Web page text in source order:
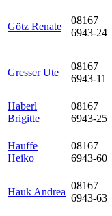
Götz Renate
08167
6943-24
Gresser Ute
08167
6943-11
Haberl
Brigitte
08167
6943-25
Hauffe
Heiko
08167
6943-60
Hauk Andrea
08167
6943-63